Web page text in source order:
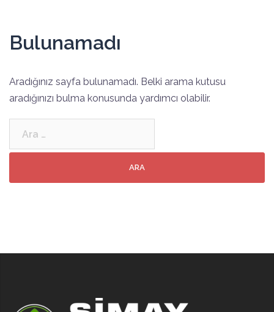
Bulunamadı
Aradığınız sayfa bulunamadı. Belki arama kutusu
aradığınızı bulma konusunda yardımcı olabilir.